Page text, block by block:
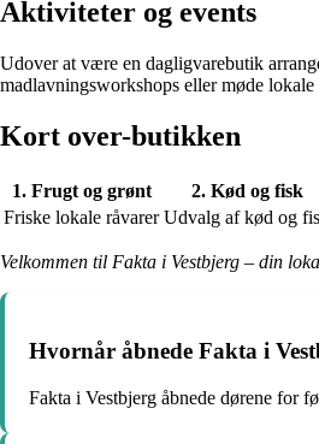
Aktiviteter og events
Udover at være en dagligvarebutik
madlavningsworkshops eller møde lokale
Kort over-butikken
1. Frugt og grønt 2. Kød og fisk
Friske lokale råvarer Udvalg af kød og
Velkommen til Fakta i Vestbjerg – din
Hvornår åbnede Fakta i
Fakta i Vestbjerg åbnede dørene for